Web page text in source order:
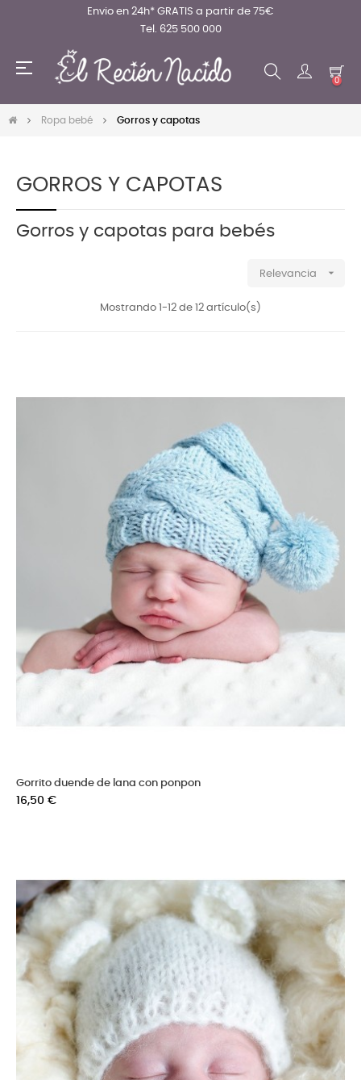
Envio en 24h* GRATIS a partir de 75€
Tel. 625 500 000
Navegación
☰
0
Ropa bebé Gorros y capotas
GORROS Y CAPOTAS
Gorros y capotas para bebés
Relevancia 
Mostrando 1-12 de 12 artículo(s)
Gorrito duende de lana con ponpon
Precio
16,50 €